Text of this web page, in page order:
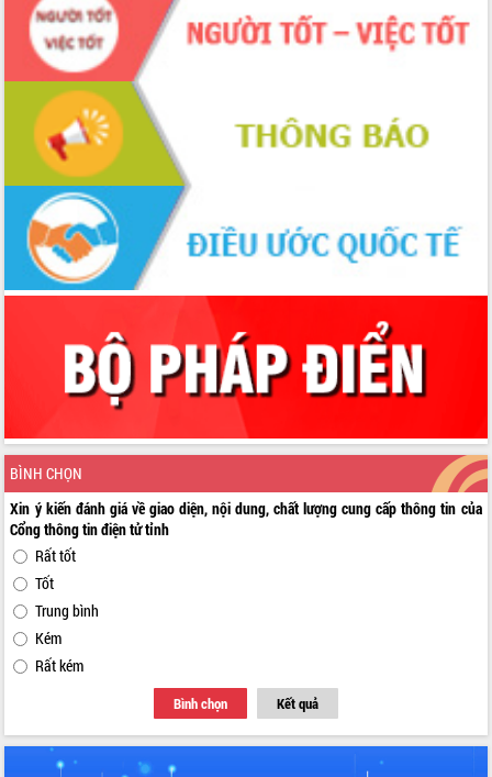
BÌNH CHỌN
Xin ý kiến đánh giá về giao diện, nội dung, chất lượng cung cấp thông tin của
Cổng thông tin điện tử tỉnh
Rất tốt
Tốt
Trung bình
Kém
Rất kém
Bình chọn Kết quả